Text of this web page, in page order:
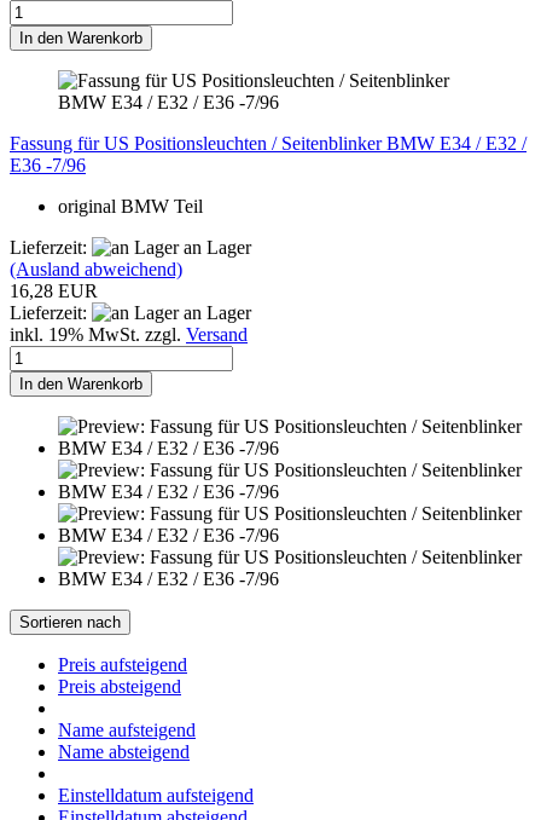
In den Warenkorb
Fassung für US Positionsleuchten / Seitenblinker BMW E34 / E32 /
E36 -7/96
original BMW Teil
Lieferzeit:
an Lager
(Ausland abweichend)
16,28 EUR
Lieferzeit:
an Lager
inkl. 19% MwSt. zzgl. Versand
In den Warenkorb
Sortieren nach
Preis aufsteigend
Preis absteigend
Name aufsteigend
Name absteigend
Einstelldatum aufsteigend